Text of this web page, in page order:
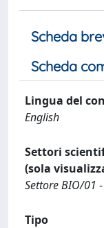
Scheda
Scheda
Lingua del
English
Settori
(sola
Settore BIO/01
Tipo